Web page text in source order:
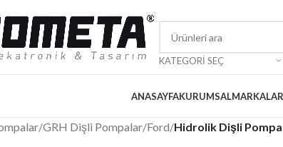
KATEGORI SEÇ
ANASAYFAKURUMSALMARKALAR
/GRH Dişli Pompalar/Ford/Hidrolik Dişli